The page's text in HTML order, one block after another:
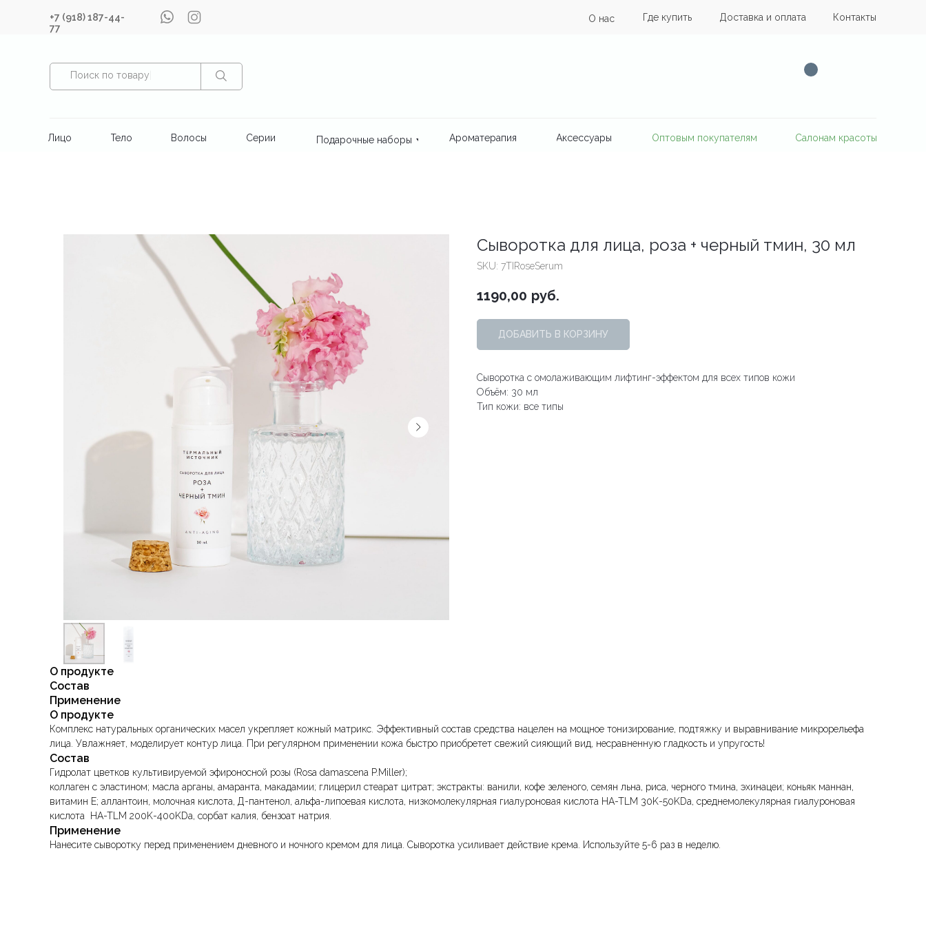
Оптовым покупателям Салонам красоты
Лицо Тело Волосы Серии Подарочные наборы Ароматерапия Аксессуары
Доставка и оплата
Где купить
О нас
+7 (918) 187-44-
77
Контакты
Поиск по товару
Сыворотка для лица, роза + черный тмин, 30 мл
SKU: 7TIRoseSerum
1190,00 руб.
ДОБАВИТЬ В КОРЗИНУ
Сыворотка с омолаживающим лифтинг-эффектом для всех типов кожи
Объём: 30 мл
Тип кожи: все типы
О продукте
Состав
Применение
О продукте
Комплекс натуральных органических масел укрепляет кожный матрикс. Эффективный состав средства нацелен на мощное тонизирование, подтяжку и выравнивание микрорельефа
лица. Увлажняет, моделирует контур лица. При регулярном применении кожа быстро приобретет свежий сияющий вид, несравненную гладкость и упругость!
Состав
Гидролат цветков культивируемой эфироносной розы (Rosa damascena P.Miller);
коллаген с эластином; масла арганы, амаранта, макадамии; глицерил стеарат цитрат; экстракты: ванили, кофе зеленого, семян льна, риса, черного тмина, эхинацеи; коньяк маннан,
витамин Е; аллантоин, молочная кислота, Д-пантенол, альфа-липоевая кислота, низкомолекулярная гиалуроновая кислота HA-TLM 30K-50KDa, среднемолекулярная гиалуроновая
кислота HA-TLM 200K-400KDa, сорбат калия, бензоат натрия.
Применение
Нанесите сыворотку перед применением дневного и ночного кремом для лица. Сыворотка усиливает действие крема. Используйте 5-6 раз в неделю.